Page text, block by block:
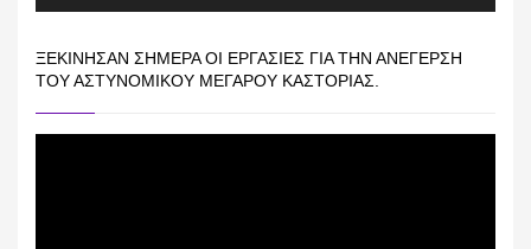
ΞΕΚΊΝΗΣΑΝ ΣΉΜΕΡΑ ΟΙ ΕΡΓΑΣΊΕΣ ΓΙΑ ΤΗΝ ΑΝΈΓΕΡΣΗ
ΤΟΥ ΑΣΤΥΝΟΜΙΚΟΎ ΜΕΓΆΡΟΥ ΚΑΣΤΟΡΙΆΣ.